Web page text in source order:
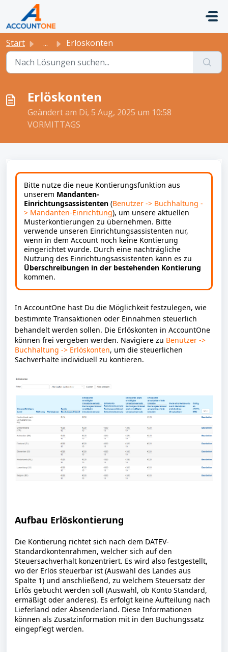
Zum hauptsächlichen Inhalt gehen
Start ... Erlöskonten
Erlöskonten
Geändert am Di, 5 Aug, 2025 um 10:58
VORMITTAGS
Bitte nutze die neue Kontierungsfunktion aus
unserem Mandanten-
Einrichtungsassistenten (Benutzer -> Buchhaltung -
> Mandanten-Einrichtung), um unsere aktuellen
Musterkontierungen zu übernehmen. Bitte
verwende unseren Einrichtungsassistenten nur,
wenn in dem Account noch keine Kontierung
eingerichtet wurde. Durch eine nachträgliche
Nutzung des Einrichtungsassistenten kann es zu
Überschreibungen in der bestehenden Kontierung
kommen.
In AccountOne hast Du die Möglichkeit festzulegen, wie
bestimmte Transaktionen oder Einnahmen steuerlich
behandelt werden sollen. Die Erlöskonten in AccountOne
können frei vergeben werden. Navigiere zu Benutzer ->
Buchhaltung -> Erlöskonten, um die steuerlichen
Sachverhalte individuell zu kontieren.
Aufbau Erlöskontierung
Die Kontierung richtet sich nach dem DATEV-
Standardkontenrahmen, welcher sich auf den
Steuersachverhalt konzentriert. Es wird also festgestellt,
wo der Erlös steuerbar ist (Auswahl des Landes aus
Spalte 1) und anschließend, zu welchem Steuersatz der
Erlös gebucht werden soll (Auswahl, ob Konto Standard,
ermäßigt oder anderes). Es erfolgt keine Aufteilung nach
Lieferland oder Absenderland. Diese Informationen
können als Zusatzinformation mit in den Buchungssatz
eingepflegt werden.